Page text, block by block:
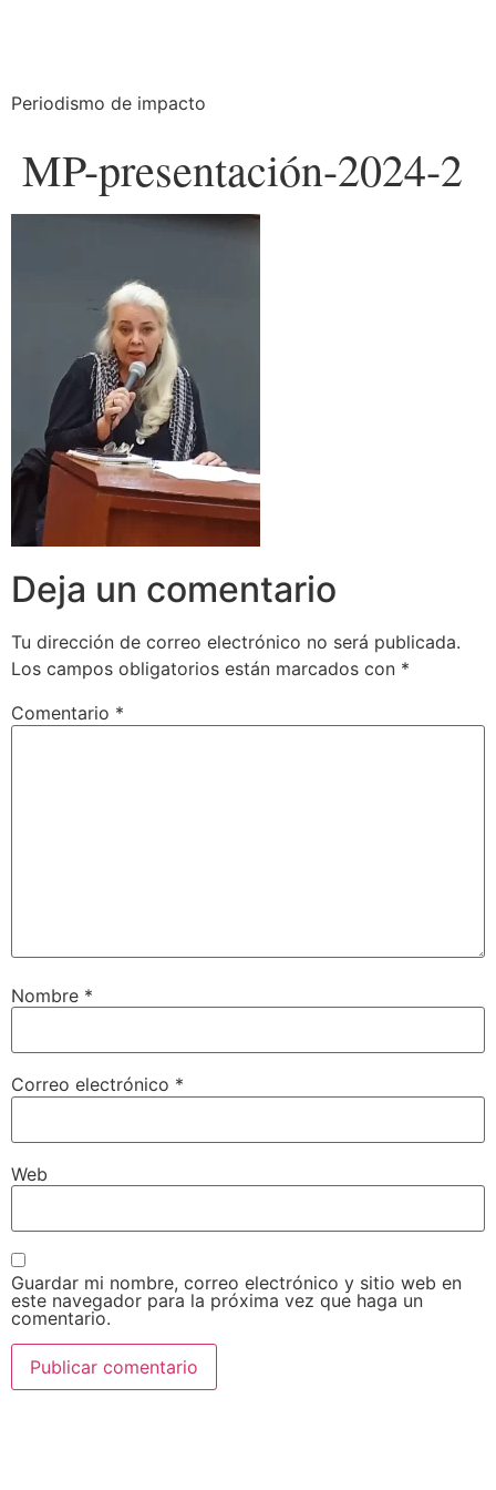
Periodismo de impacto
MP-presentación-2024-2
Deja un comentario
Tu dirección de correo electrónico no será publicada.
Los campos obligatorios están marcados con *
Comentario *
Nombre *
Correo electrónico *
Web
Guardar mi nombre, correo electrónico y sitio web en
este navegador para la próxima vez que haga un
comentario.